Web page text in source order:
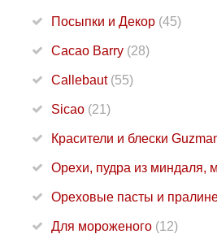
Посыпки и Декор (45)
Cacao Barry (28)
Callebaut (55)
Sicao (21)
Красители и блески
Орехи, пудра из миндаля,
Ореховые пасты и
Для мороженого (12)